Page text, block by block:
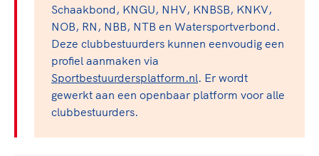
Schaakbond, KNGU, NHV, KNBSB, KNKV,
NOB, RN, NBB, NTB en Watersportverbond.
Deze clubbestuurders kunnen eenvoudig een
profiel aanmaken via
Sportbestuurdersplatform.nl. Er wordt
gewerkt aan een openbaar platform voor alle
clubbestuurders.